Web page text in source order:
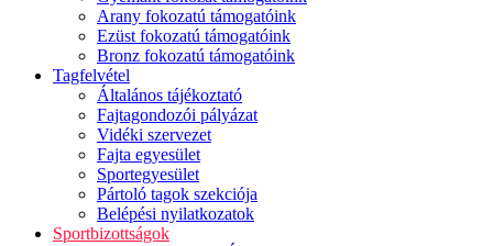
Arany fokozatú támogatóink
Ezüst fokozatú támogatóink
Bronz fokozatú támogatóink
Tagfelvétel
Általános tájékoztató
Fajtagondozói pályázat
Vidéki szervezet
Fajta egyesület
Sportegyesület
Pártoló tagok szekciója
Belépési nyilatkozatok
Sportbizottságok